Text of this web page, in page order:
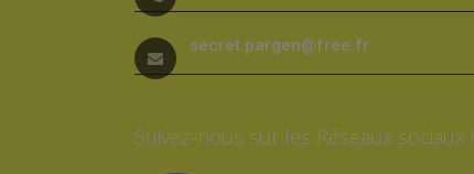
secret.pargen@free.fr
Suivez-nous sur les Réseaux sociaux !